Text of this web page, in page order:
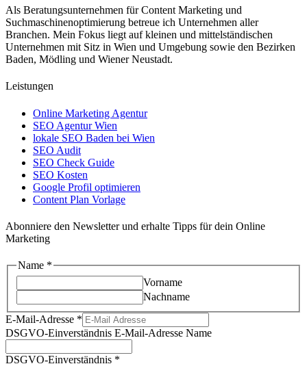
Als Beratungsunternehmen für Content Marketing und
Suchmaschinenoptimierung betreue ich Unternehmen aller
Branchen. Mein Fokus liegt auf kleinen und mittelständischen
Unternehmen mit Sitz in Wien und Umgebung sowie den Bezirken
Baden, Mödling und Wiener Neustadt.
Leistungen
Online Marketing Agentur
SEO Agentur Wien
lokale SEO Baden bei Wien
SEO Audit
SEO Check Guide
SEO Kosten
Google Profil optimieren
Content Plan Vorlage
Abonniere den Newsletter und erhalte Tipps für dein Online
Marketing
Name *
Vorname
Nachname
E-Mail-Adresse *
DSGVO-Einverständnis E-Mail-Adresse Name
DSGVO-Einverständnis *